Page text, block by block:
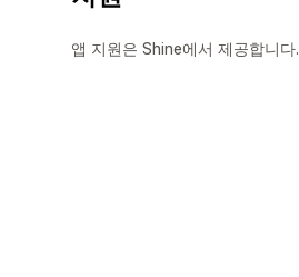
앱 지원은 Shine에서 제공합니다.